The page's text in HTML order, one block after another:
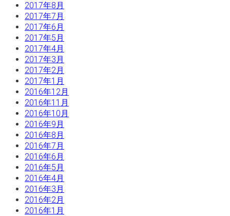
2017年8月
2017年7月
2017年6月
2017年5月
2017年4月
2017年3月
2017年2月
2017年1月
2016年12月
2016年11月
2016年10月
2016年9月
2016年8月
2016年7月
2016年6月
2016年5月
2016年4月
2016年3月
2016年2月
2016年1月